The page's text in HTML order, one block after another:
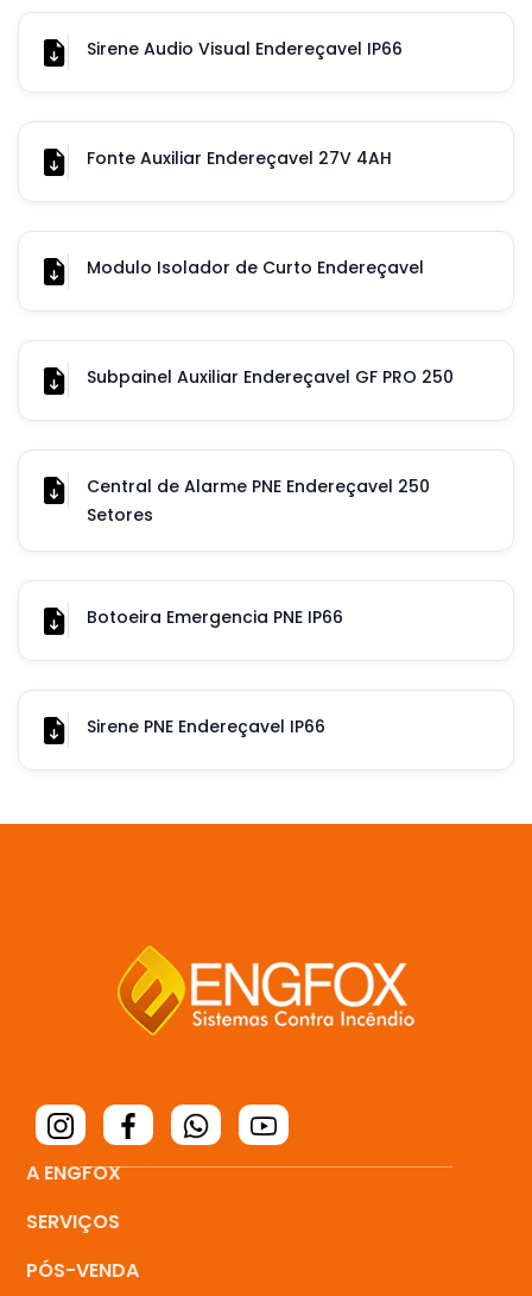
Sirene Audio Visual Endereçavel IP66
Fonte Auxiliar Endereçavel 27V 4AH
Modulo Isolador de Curto Endereçavel
Subpainel Auxiliar Endereçavel GF PRO 250
Central de Alarme PNE Endereçavel 250
Setores
Botoeira Emergencia PNE IP66
Sirene PNE Endereçavel IP66
A ENGFOX
SERVIÇOS
PÓS-VENDA